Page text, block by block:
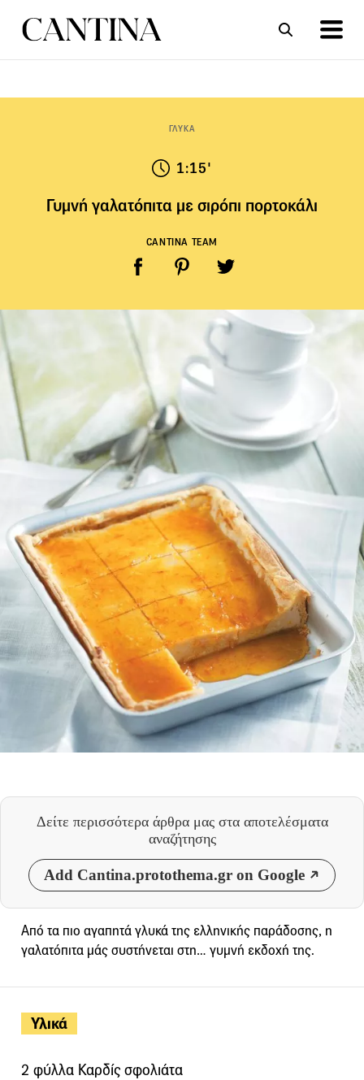
ΓΛΥΚΑ
1:15'
Γυμνή γαλατόπιτα με σιρόπι πορτοκάλι
CANTINA TEAM
Δείτε περισσότερα άρθρα μας στα αποτελέσματα
αναζήτησης
Add Cantina.protothema.gr on Google
Υλικά
2 φύλλα Καρδίς σφολιάτα
Από τα πιο αγαπητά γλυκά της ελληνικής παράδοσης, η
γαλατόπιτα μάς συστήνεται στη… γυμνή εκδοχή της.